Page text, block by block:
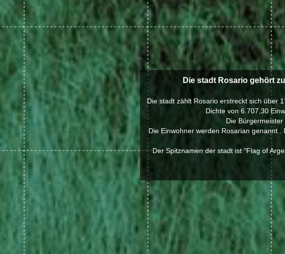
Die stadt Rosario gehört
Die stadt zählt Rosario erstreckt sich über
Dichte von 6.707,30
Die
Die Einwohner werden Rosarian
Der Spitznamen der stadt ist "Flag of